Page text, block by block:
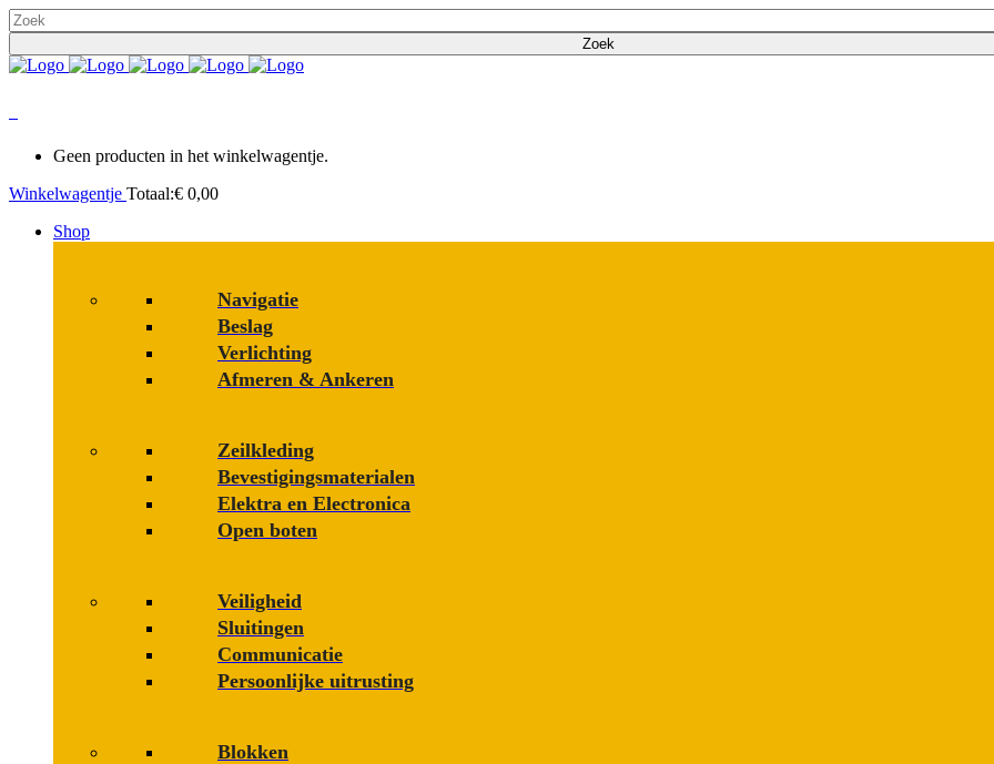
Geen producten in het winkelwagentje.
Winkelwagentje Totaal:€ 0,00
Shop
Navigatie
Beslag
Verlichting
Afmeren & Ankeren
Zeilkleding
Bevestigings­­materialen
Elektra en Electronica
Open boten
Veiligheid
Sluitingen
Communicatie
Persoonlijke uitrusting
Blokken